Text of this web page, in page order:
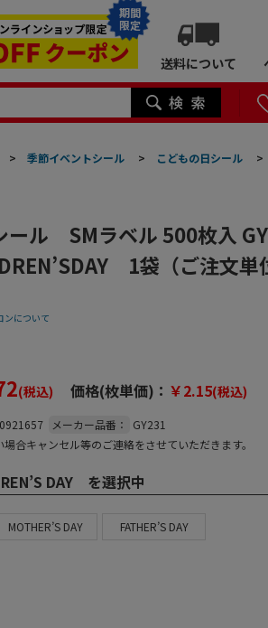
期間
限定
送料について
> 季節イベントシール > こどもの日シール
>
ール SMラベル 500枚入
1袋（ご注文単
ンについて
(税込) 価格(枚単価)： ￥2.15(税込)
メーカー品番：
GY231
合キャンセル等のご連絡をさせていただきます。
DAY を選択中
MOTHER’S DAY FATHER’S DAY